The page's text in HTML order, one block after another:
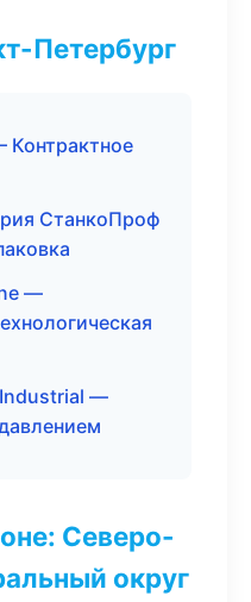
Петербург
СтанкоПроф
—
—
Северо-
округ